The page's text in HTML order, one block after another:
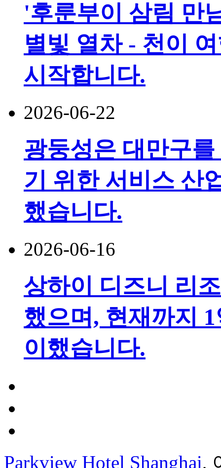
'후룬부이 삼림 만
별빛 열차 - 천이
시작합니다.
2026-06-22
광둥성은 대만구
기 위한 서비스 산
했습니다.
2026-06-16
상하이 디즈니 리
했으며, 현재까지
이했습니다.
Parkview Hotel Shanghai,